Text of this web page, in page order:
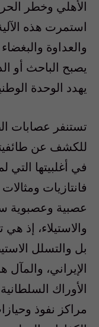
الأهلي وخطر
استمرت هذه
والعداوة
يصبح الباحث أو
يهدد الوحدة
تستنفر عصابات
للكشف عن
في أغلبيتها التي
فانتازيات
عصبية وعصبوية
والاستيلاء، إذ
بل والتسلل
الإيراني،
الأوراك
مراكز نفوذ